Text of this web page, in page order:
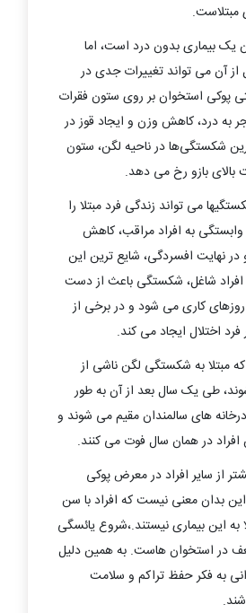
بیماری بدون درد است، اما
می تواند تغییرات جدی در
پوکی استخوان بر روی ستون فقرات
به درد، کاهش وزن و ایجاد قوز در
در ناحیه لگن، ستون
بازو رخ می دهد.
می تواند زندگی فرد مبتلا را
به افراد مراقب، کاهش
نهایت افسردگی، شایع ترین این
شاغل، شکستگی باعث از دست
کاری می شود و در برخی از
اختلال ایجاد می کند.
مبتلا به شکستگی لگن ناشی از
طی یک سال بعد از آن به طور
های سالمندان مقیم می شوند و
سال بیشتر از سایر افراد در معرض پوکی
بدان معنی نیست که افراد با سن
به این بیماری نیستند.،شروع یائسگی
در استخوان هاست. به همین دلیل
به فکر حفظ تراکم و سلامت